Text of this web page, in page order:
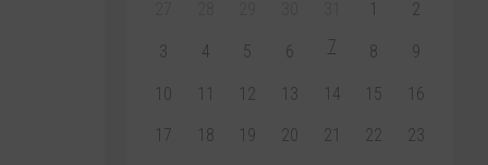
1 2
3 4 5 6 7 8 9
10 11 12 13 14 15 16
17 18 19 20 21 22 23